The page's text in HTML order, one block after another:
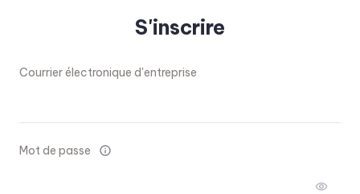
S'inscrire
Courrier électronique d'entreprise
Mot de passe info
visibility